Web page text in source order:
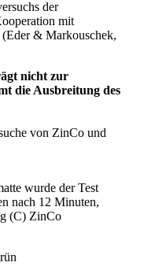
der
mit
(Eder & Markouschek,
nicht zur
die Ausbreitung des
von ZinCo und
wurde der Test
nach 12 Minuten,
(C) ZinCo